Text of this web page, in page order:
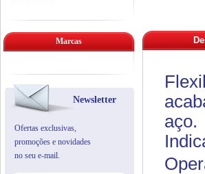
aço.
Marcas
Newsletter
Ofertas exclusivas,
promoções e novidades
no seu e-mail.